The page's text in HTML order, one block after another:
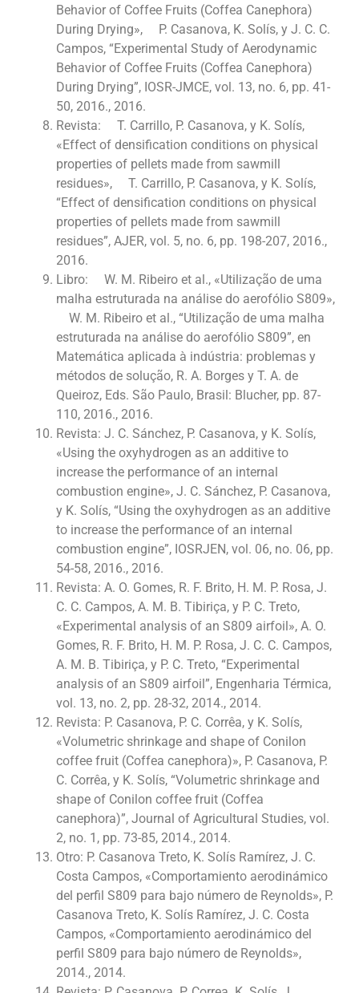
Behavior of Coffee Fruits (Coffea Canephora)
During Drying», P. Casanova, K. Solís, y J. C. C.
Campos, “Experimental Study of Aerodynamic
Behavior of Coffee Fruits (Coffea Canephora)
During Drying”, IOSR-JMCE, vol. 13, no. 6, pp. 41-
50, 2016., 2016.
Revista: T. Carrillo, P. Casanova, y K. Solís,
«Effect of densification conditions on physical
properties of pellets made from sawmill
residues», T. Carrillo, P. Casanova, y K. Solís,
“Effect of densification conditions on physical
properties of pellets made from sawmill
residues”, AJER, vol. 5, no. 6, pp. 198-207, 2016.,
2016.
Libro: W. M. Ribeiro et al., «Utilização de uma
malha estruturada na análise do aerofólio S809»,
W. M. Ribeiro et al., “Utilização de uma malha
estruturada na análise do aerofólio S809”, en
Matemática aplicada à indústria: problemas y
métodos de solução, R. A. Borges y T. A. de
Queiroz, Eds. São Paulo, Brasil: Blucher, pp. 87-
110, 2016., 2016.
Revista: J. C. Sánchez, P. Casanova, y K. Solís,
«Using the oxyhydrogen as an additive to
increase the performance of an internal
combustion engine», J. C. Sánchez, P. Casanova,
y K. Solís, “Using the oxyhydrogen as an additive
to increase the performance of an internal
combustion engine”, IOSRJEN, vol. 06, no. 06, pp.
54-58, 2016., 2016.
Revista: A. O. Gomes, R. F. Brito, H. M. P. Rosa, J.
C. C. Campos, A. M. B. Tibiriça, y P. C. Treto,
«Experimental analysis of an S809 airfoil», A. O.
Gomes, R. F. Brito, H. M. P. Rosa, J. C. C. Campos,
A. M. B. Tibiriça, y P. C. Treto, “Experimental
analysis of an S809 airfoil”, Engenharia Térmica,
vol. 13, no. 2, pp. 28-32, 2014., 2014.
Revista: P. Casanova, P. C. Corrêa, y K. Solís,
«Volumetric shrinkage and shape of Conilon
coffee fruit (Coffea canephora)», P. Casanova, P.
C. Corrêa, y K. Solís, “Volumetric shrinkage and
shape of Conilon coffee fruit (Coffea
canephora)”, Journal of Agricultural Studies, vol.
2, no. 1, pp. 73-85, 2014., 2014.
Otro: P. Casanova Treto, K. Solís Ramírez, J. C.
Costa Campos, «Comportamiento aerodinámico
del perfil S809 para bajo número de Reynolds», P.
Casanova Treto, K. Solís Ramírez, J. C. Costa
Campos, «Comportamiento aerodinámico del
perfil S809 para bajo número de Reynolds»,
2014., 2014.